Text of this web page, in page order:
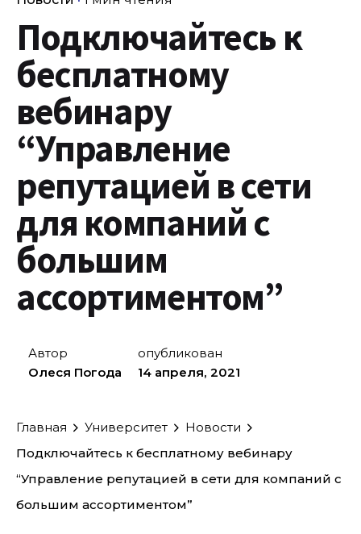
Подключайтесь к
бесплатному
вебинару
“Управление
репутацией в сети
для компаний с
большим
ассортиментом”
Автор
Олеся Погода
опубликован
14 апреля, 2021
Главная Университет
Новости
Подключайтесь к бесплатному вебинару
“Управление репутацией в сети для компаний с
большим ассортиментом”